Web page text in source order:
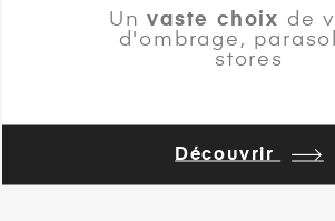
Unvaste choix de
d'ombrage,
stores
Découvrir